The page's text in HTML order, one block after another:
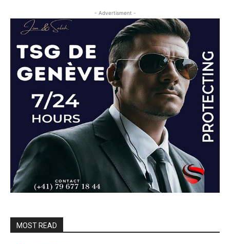
- Advertisment -
MOST READ